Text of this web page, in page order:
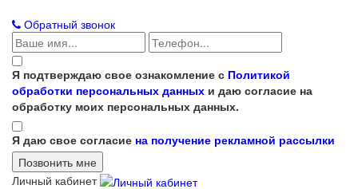
Обратный звонок
Я подтверждаю свое ознакомление с Политикой
обработки персональных данных и даю согласие на
обработку моих персональных данных.
Я даю свое согласие на получение рекламной рассылки
Личный кабинет